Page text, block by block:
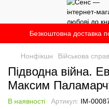
Безкоштовна доставка
Нонфікшн Військова
Підводна війна.
Максим
В наявності Артикул: IM-